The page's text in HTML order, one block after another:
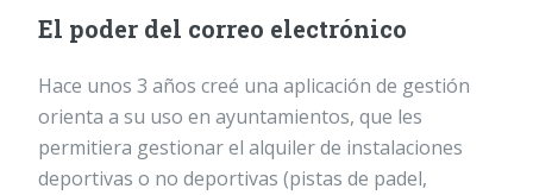
El poder del correo electrónico
Hace unos 3 años creé una aplicación de gestión
orienta a su uso en ayuntamientos, que les
permitiera gestionar el alquiler de instalaciones
deportivas o no deportivas (pistas de padel,